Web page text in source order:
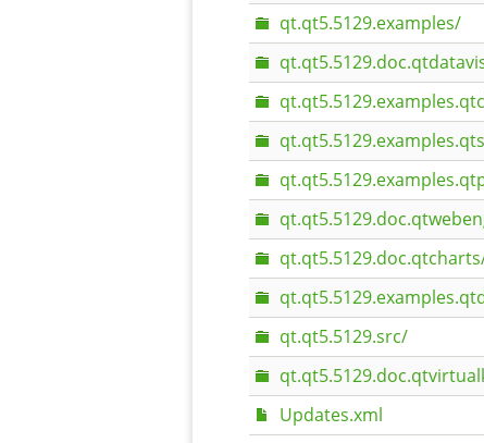
qt.qt5.5129.examples/
qt.qt5.5129.src/
Updates.xml